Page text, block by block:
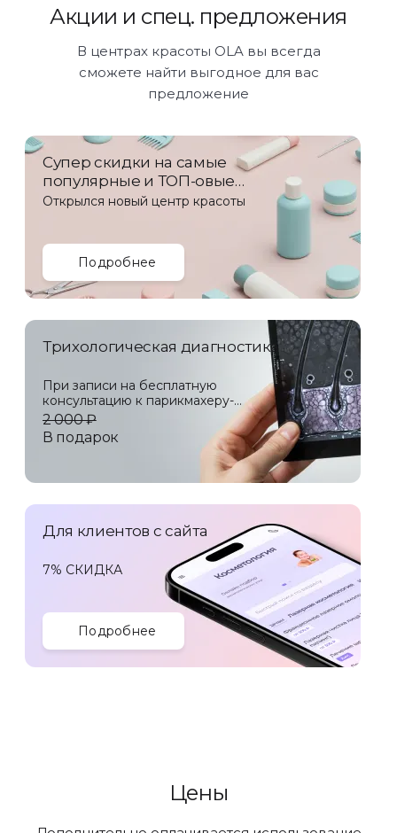
Акции и спец. предложения
В центрах красоты OLA вы всегда
сможете найти выгодное для вас
предложение
Супер скидки на самые
популярные и ТОП-овые
услуги!
Открылся новый центр красоты
Подробнее
Трихологическая диагностика
При записи на бесплатную
консультацию к парикмахеру-
стилисту
2 000 ₽
В подарок
Для клиентов с сайта
7% СКИДКА
Подробнее
Цены